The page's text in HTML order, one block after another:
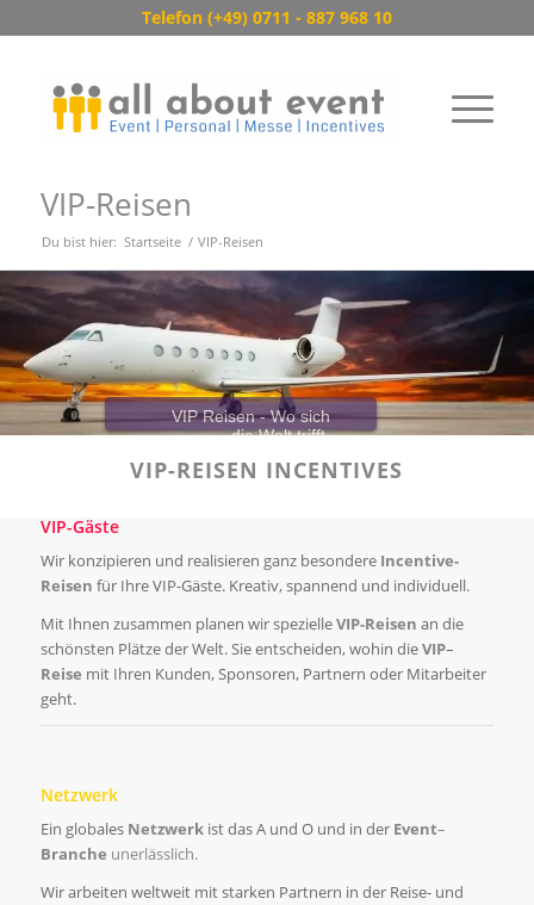
Telefon (+49) 0711 - 887 968 10
VIP-Reisen
Du bist hier: Startseite / VIP-Reisen
VIP Reisen - Wo sich
die Welt trifft.
VIP-REISEN INCENTIVES
VIP-Gäste
Wir konzipieren und realisieren ganz besondere Incentive-
Reisen für Ihre VIP-Gäste. Kreativ, spannend und individuell.
Mit Ihnen zusammen planen wir spezielleVIP-Reisen an die
schönsten Plätze der Welt. Sie entscheiden, wohin dieVIP–
Reise mit Ihren Kunden, Sponsoren, Partnern oder Mitarbeiter
geht.
Netzwerk
Ein globales Netzwerkist das A und O und in der Event–
Branche unerlässlich.
Wir arbeiten weltweit mit starken Partnern in der Reise- und